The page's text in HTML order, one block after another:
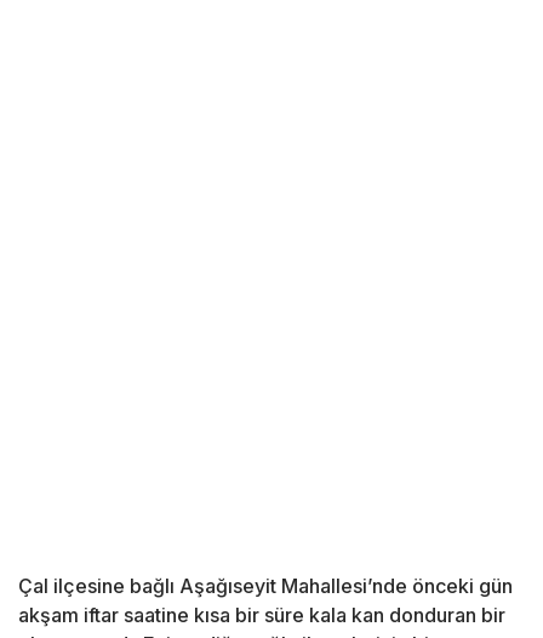
Çal ilçesine bağlı Aşağıseyit Mahallesi’nde önceki gün
akşam iftar saatine kısa bir süre kala kan donduran bir